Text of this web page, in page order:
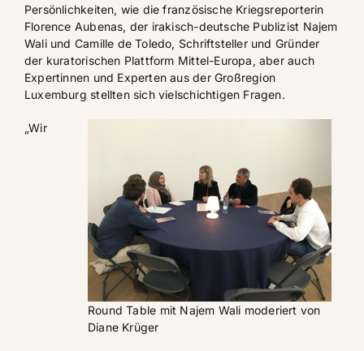
Persönlichkeiten, wie die französische Kriegsreporterin
Florence Aubenas, der irakisch-deutsche Publizist Najem
Wali und Camille de Toledo, Schriftsteller und Gründer
der kuratorischen Plattform Mittel-Europa, aber auch
Expertinnen und Experten aus der Großregion
Luxemburg stellten sich vielschichtigen Fragen.
Round Table mit Najem Wali moderiert von
Diane Krüger
„Wir